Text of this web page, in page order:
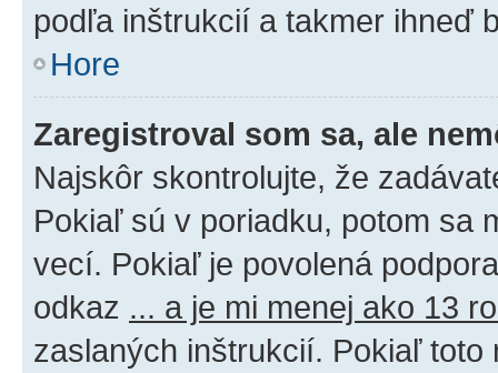
podľa inštrukcií a takmer ihneď
Hore
Zaregistroval som sa, ale
Najskôr skontrolujte, že
Pokiaľ sú v poriadku, potom sa
vecí. Pokiaľ je povolená
odkaz ... a je mi menej ako 13
zaslaných inštrukcií. Pokiaľ